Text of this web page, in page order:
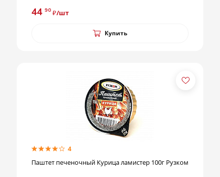
44 90 ₽/шт
Купить
4
Паштет печеночный Курица ламистер 100г Рузком